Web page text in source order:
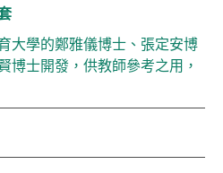
大學的鄭雅儀博士、張定安博
博士開發，供教師參考之用，